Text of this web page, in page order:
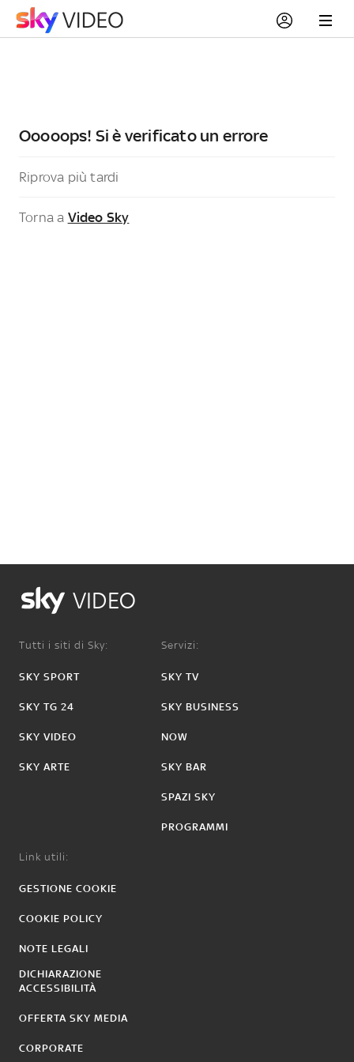
Ooooops! Si è verificato un errore
Riprova più tardi
Torna a Video Sky
VIDEO
Tutti i siti di Sky:
SKY SPORT
SKY TG 24
SKY VIDEO
SKY ARTE
Servizi:
SKY TV
SKY BUSINESS
NOW
SKY BAR
SPAZI SKY
PROGRAMMI
Link utili:
GESTIONE COOKIE
COOKIE POLICY
NOTE LEGALI
DICHIARAZIONE
ACCESSIBILITÀ
OFFERTA SKY MEDIA
CORPORATE